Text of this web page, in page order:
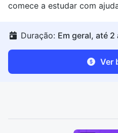
comece a estudar com
Duração: Em geral, até 2
Ver